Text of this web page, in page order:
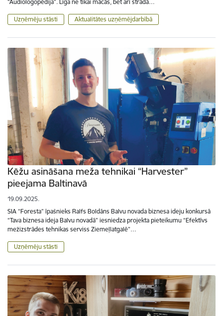
“Audiologopēdija”. Līga ne tikai mācās, bet arī strādā…
Uzņēmēju stāsti Aktualitātes uzņēmējdarbībā
Kēžu asināšana meža tehnikai “Harvester”
pieejama Baltinavā
19.09.2025.
SIA “Foresta” īpašnieks Ralfs Boldāns Balvu novada biznesa ideju konkursā
“Tava biznesa ideja Balvu novadā” iesniedza projekta pieteikumu “Efektīvs
mežizstrādes tehnikas serviss Ziemeļlatgalē”…
Uzņēmēju stāsti